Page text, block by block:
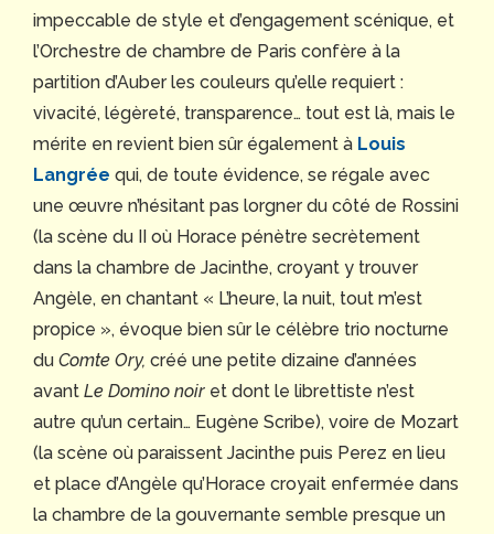
impeccable de style et d’engagement scénique, et
l’Orchestre de chambre de Paris confère à la
partition d’Auber les couleurs qu’elle requiert :
vivacité, légèreté, transparence… tout est là, mais le
mérite en revient bien sûr également à Louis
Langrée qui, de toute évidence, se régale avec
une œuvre n’hésitant pas lorgner du côté de Rossini
(la scène du II où Horace pénètre secrètement
dans la chambre de Jacinthe, croyant y trouver
Angèle, en chantant « L’heure, la nuit, tout m’est
propice », évoque bien sûr le célèbre trio nocturne
du Comte Ory, créé une petite dizaine d’années
avant Le Domino noir et dont le librettiste n’est
autre qu’un certain… Eugène Scribe), voire de Mozart
(la scène où paraissent Jacinthe puis Perez en lieu
et place d’Angèle qu’Horace croyait enfermée dans
la chambre de la gouvernante semble presque un